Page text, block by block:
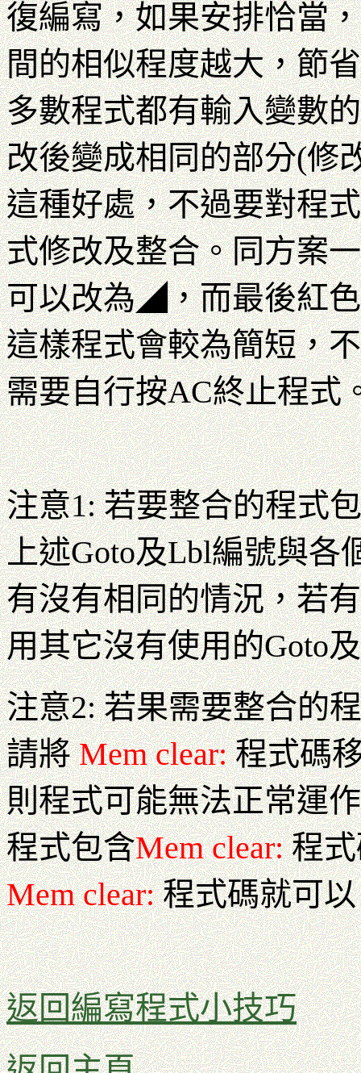
復編寫，如果安排恰當
間的相似程度越大，節
多數程式都有輸入變數
改後變成相同的部分(修
這種好處，不過要對程
式修改及整合。同方案
可以改為◢，而最後紅
這樣程式會較為簡短，
需要自行按AC終止程式
注意1: 若要整合的程式
上述Goto及Lbl編號與各
有沒有相同的情況，若
用其它沒有使用的Goto
注意2: 若果需要整合的
請將Mem clear:程式碼
則程式可能無法正常運
程式包含Mem clear:程式
Mem clear:程式碼就可
返回編寫程式小技巧